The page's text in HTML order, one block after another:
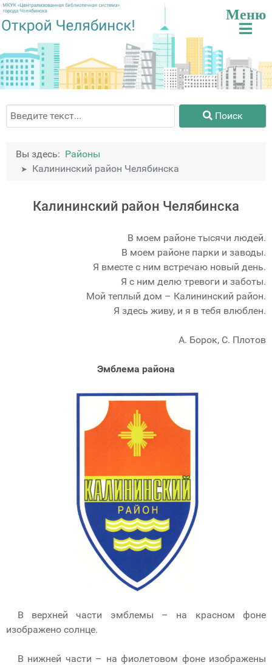
Поиск Поиск
Вы здесь: Районы
Калининский район Челябинска
Калининский район Челябинска
В моем районе тысячи людей.
В моем районе парки и заводы.
Я вместе с ним встречаю новый день.
Я с ним делю тревоги и заботы.
Мой теплый дом – Калининский район.
Я здесь живу, и я в тебя влюблен.
А. Борок, С. Плотов
Эмблема района
В верхней части эмблемы – на красном фоне
изображено солнце.
В нижней части – на фиолетовом фоне изображены